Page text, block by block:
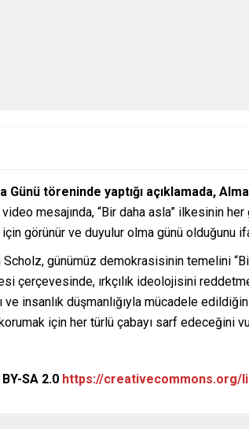
töreninde yaptığı açıklamada,
mesajında, “Bir daha asla” ilkesinin
görünür ve duyulur olma günü olduğunu
günümüz demokrasisinin temelini
çerçevesinde, ırkçılık ideolojisini
insanlık düşmanlığıyla mücadele
için her türlü çabayı sarf edeceğini
SA 2.0 https://creativecommons.org/